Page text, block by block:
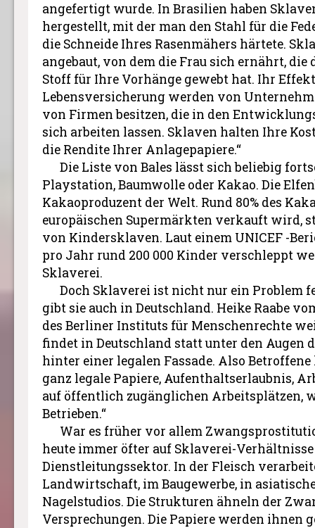
angefertigt wurde. In Brasilien haben
hergestellt, mit der man den Stahl für die
die Schneide Ihres Rasenmähers härtete.
angebaut, von dem die Frau sich ernährt,
Stoff für Ihre Vorhänge gewebt hat. Ihr
Lebensversicherung werden von
von Firmen besitzen, die in den
sich arbeiten lassen. Sklaven halten Ihre
die Rendite Ihrer Anlagepapiere.“
Die Liste von Bales lässt sich beliebig
Playstation, Baumwolle oder Kakao. Die
Kakaoproduzent der Welt. Rund 80% des
europäischen Supermärkten verkauft wird,
von Kindersklaven. Laut einem UNICEF -
pro Jahr rund 200 000 Kinder verschleppt
Sklaverei.
Doch Sklaverei ist nicht nur ein Problem
gibt sie auch in Deutschland. Heike Raabe
des Berliner Instituts für Menschenrechte
findet in Deutschland statt unter den Augen
hinter einer legalen Fassade. Also
ganz legale Papiere, Aufenthaltserlaubnis,
auf öffentlich zugänglichen Arbeitsplätzen,
Betrieben.“
War es früher vor allem
heute immer öfter auf Sklaverei-
Dienstleitungssektor. In der Fleisch
Landwirtschaft, im Baugewerbe, in
Nagelstudios. Die Strukturen ähneln der
Versprechungen. Die Papiere werden ihnen